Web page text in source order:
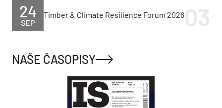
SEP
24 Timber & Climate Resilience Forum 2026
NAŠE ČASOPISY